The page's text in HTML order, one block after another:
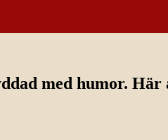
med humor. Här